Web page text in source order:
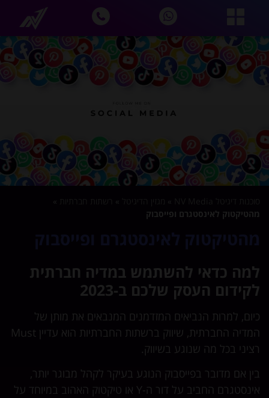
»
»
»
מהטיקטוק לאינסטגרם ופייסבוק
למה כדאי להשתמש במדיה חברתית
לקידום העסק שלכם ב-2023
כיום, למרות הנביאים המזדמנים המנבאים את מותן של
המדיה החברתית, שיווק ברשתות החברתיות הוא עדיין Must
רציני בכל מה שנוגע בשיווק.
בין אם מדובר בפייסבוק הנוגע בעיקר לקהל מבוגר יותר,
אינסטגרם החביב על דור ה-Y או טיקטוק האהוב במיוחד על